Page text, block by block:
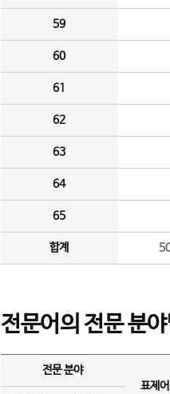
59
60
61
62
63
64
65
합계
전문어의 전문 분
전문 분야
표제